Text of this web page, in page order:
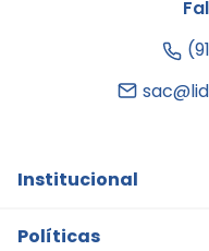
Institucional
Quem somos
Políticas